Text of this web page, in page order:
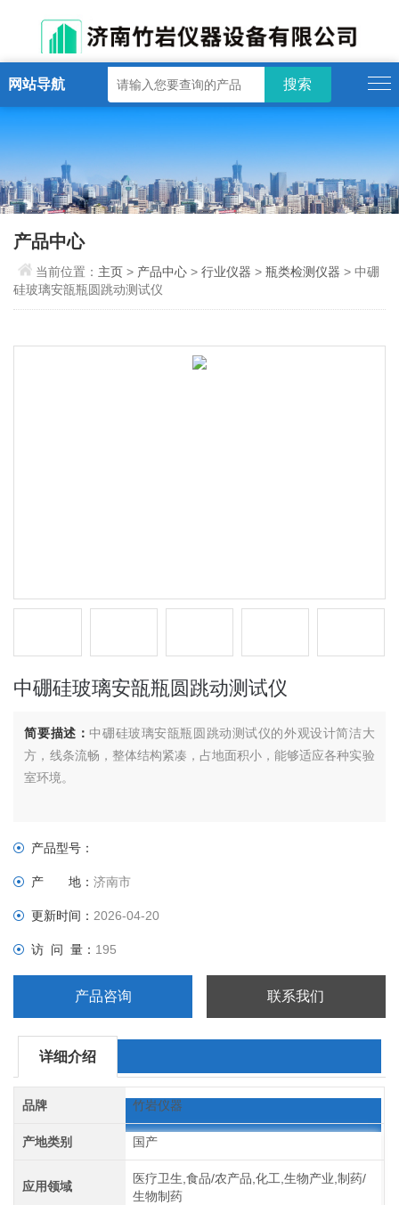
网站导航
产品中心
当前位置： 主页> 产品中心 >行业仪器 >瓶类检测仪器 > 中硼
硅玻璃安瓿瓶圆跳动测试仪
中硼硅玻璃安瓿瓶圆跳动测试仪
简要描述：中硼硅玻璃安瓿瓶圆跳动测试仪的外观设计简洁大
方，线条流畅，整体结构紧凑，占地面积小，能够适应各种实验
室环境。
产品型号：
产 地：济南市
更新时间：2026-04-20
访 问 量： 195
产品咨询 联系我们
详细介绍
品牌 竹岩仪器
产地类别 国产
应用领域
医疗卫生,食品/农产品,化工,生物产业,制药/
生物制药